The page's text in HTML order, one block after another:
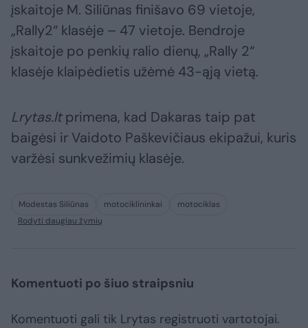
įskaitoje M. Siliūnas finišavo 69 vietoje,
„Rally2“ klasėje – 47 vietoje. Bendroje
įskaitoje po penkių ralio dienų, „Rally 2“
klasėje klaipėdietis užėmė 43-ąją vietą.
Lrytas.ltprimena, kad Dakaras taip pat
baigėsi ir Vaidoto Paškevičiaus ekipažui, kuris
varžėsi sunkvežimių klasėje.
Modestas Siliūnas motociklininkai
motociklas
Rodyti daugiau žymių
Komentuoti po šiuo straipsniu
Komentuoti gali tik Lrytas registruoti vartotojai.